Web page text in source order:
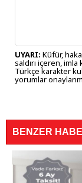
UYARI: Küfür,
saldırı içeren, imla
Türkçe karakter
yorumlar
BENZER